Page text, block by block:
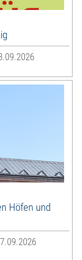
Höfen und